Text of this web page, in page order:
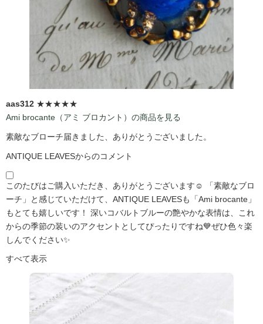
aas312 ★★★★★
Ami brocante（アミ ブロカント）の商品を見る
素敵なブローチ届きました、ありがとうございました。
ANTIQUE LEAVESからのコメント
このたびはご購入いただき、ありがとうございます☺️ 「素敵なブロ
ーチ」と感じていただけて、ANTIQUE LEAVESも「Ami brocante」
もとても嬉しいです！ 深いコバルトブルーの艶やかな表情は、これ
からの季節の装いのアクセントとしてぴったりですね💙ぜひ色々楽
しんでください✨
すべて表示